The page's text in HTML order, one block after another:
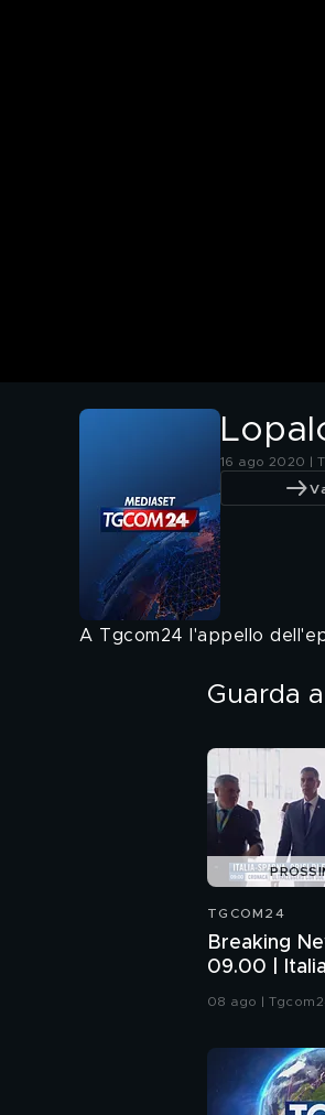
16 ago 2020 |
A Tgcom24 l'appello
Guarda
TGCOM24
Breaking
09.00 |
di frontiera
08 ago |